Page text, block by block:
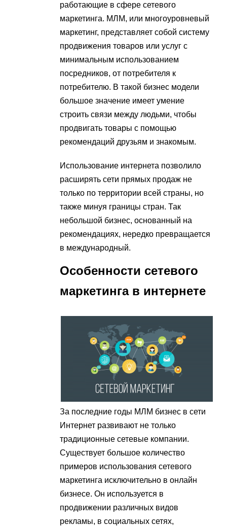
работающие в сфере сетевого
маркетинга. МЛМ, или многоуровневый
маркетинг, представляет собой систему
продвижения товаров или услуг с
минимальным использованием
посредников, от потребителя к
потребителю. В такой бизнес модели
большое значение имеет умение
строить связи между людьми, чтобы
продвигать товары с помощью
рекомендаций друзьям и знакомым.
Использование интернета позволило
расширять сети прямых продаж не
только по территории всей страны, но
также минуя границы стран. Так
небольшой бизнес, основанный на
рекомендациях, нередко превращается
в международный.
Особенности сетевого
маркетинга в интернете
За последние годы МЛМ бизнес в сети
Интернет развивают не только
традиционные сетевые компании.
Существует большое количество
примеров использования сетевого
маркетинга исключительно в онлайн
бизнесе. Он используется в
продвижении различных видов
рекламы, в социальных сетях,